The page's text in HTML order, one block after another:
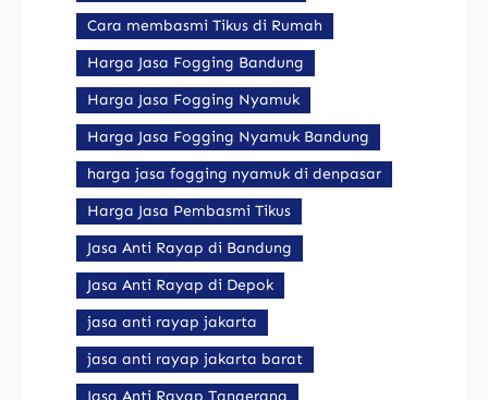
Cara membasmi Tikus di Rumah
Harga Jasa Fogging Bandung
Harga Jasa Fogging Nyamuk
Harga Jasa Fogging Nyamuk Bandung
harga jasa fogging nyamuk di denpasar
Harga Jasa Pembasmi Tikus
Jasa Anti Rayap di Bandung
Jasa Anti Rayap di Depok
jasa anti rayap jakarta
jasa anti rayap jakarta barat